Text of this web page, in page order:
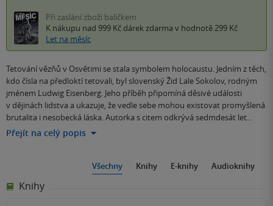
Při zaslání zboží balíčkem
K nákupu nad 999 Kč dárek zdarma v hodnotě 299 Kč
Let na měsíc
Tetování vězňů v Osvětimi se stala symbolem holocaustu. Jedním z těch,
kdo čísla na předloktí tetovali, byl slovenský Žid Lale Sokolov, rodným
jménem Ludwig Eisenberg. Jeho příběh připomíná děsivé události
v dějinách lidstva a ukazuje, že vedle sebe mohou existovat promyšlená
brutalita i nesobecká láska. Autorka s citem odkrývá sedmdesát let…
Přejít na celý popis
Všechny Knihy E-knihy Audioknihy
Knihy